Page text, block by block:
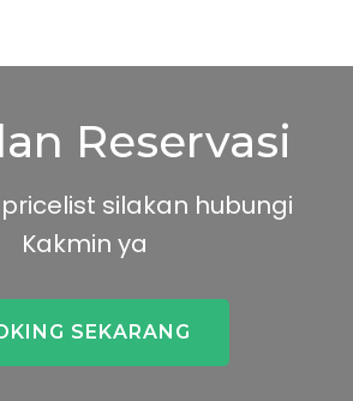
Reservasi
silakan hubungi
Kakmin ya
SEKARANG